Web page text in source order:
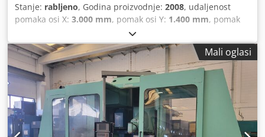
Stanje: rabljeno, Godina proizvodnje: 2008, udaljenost
pomaka osi X: 3.000 mm, pomak osi Y: 1.400 mm, pomak
, maksimalna brzina vretena:
okr/min, CNC HEIDENHAIN iTNC 530 HOD X OSE 3000 MM
HOD Y OSE 1400 MM HOD Z OSE (Vertikalni) 1500 mm
OBRTI VRETENA 5000 O/min PRIHVAT VRETENA SK 50
RADNA POVRŠINA 3200 x 1100 MM NOSIVOST STOLA 10000
KG MJENJAČ ALATA S 24 MJESTA Dodpfxjxvrrho Akkokr 2
KOMADA TRANSPORTERA STRUGOTINE AUTOMATSKA
GLAVA S INDEKSIRANJEM, OSA A 2,5°, OSA B 3° GODINA
2008
Mali oglasi